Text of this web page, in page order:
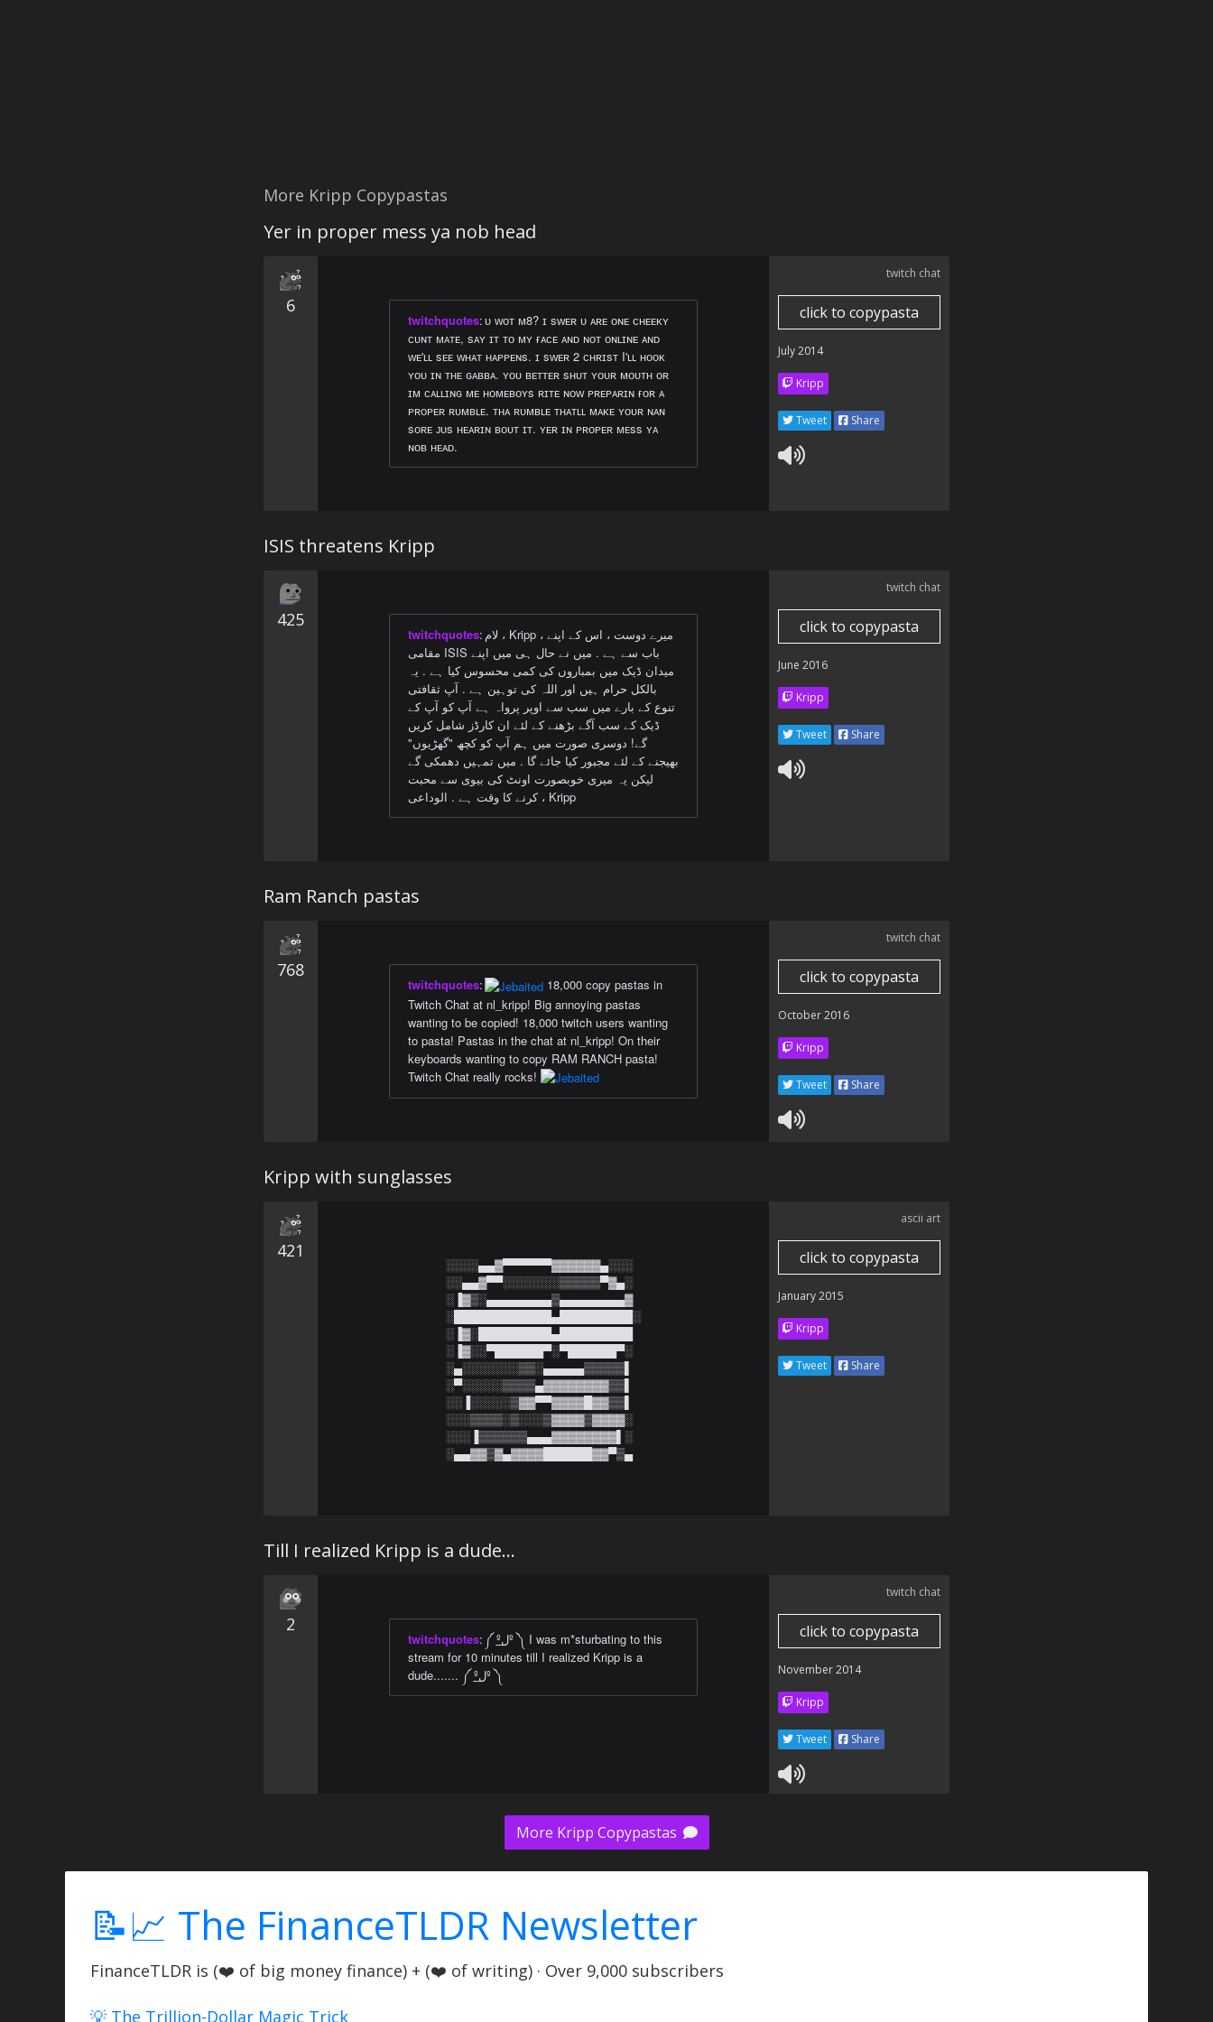
More Kripp Copypastas
Yer in proper mess ya nob head
6
twitchquotes:ᴜ ᴡᴏᴛ ᴍ8? ɪ sᴡᴇʀ ᴜ ᴀʀᴇ ᴏɴᴇ ᴄʜᴇᴇᴋʏ
ᴄᴜɴᴛ ᴍᴀᴛᴇ, sᴀʏ ɪᴛ ᴛᴏ ᴍʏ ғᴀᴄᴇ ᴀɴᴅ ɴᴏᴛ ᴏɴʟɪɴᴇ ᴀɴᴅ
ᴡᴇ'ʟʟ sᴇᴇ ᴡʜᴀᴛ ʜᴀᴘᴘᴇɴs. ɪ sᴡᴇʀ 2 ᴄʜʀɪsᴛ I'ʟʟ ʜᴏᴏᴋ
ʏᴏᴜ ɪɴ ᴛʜᴇ ɢᴀʙʙᴀ. ʏᴏᴜ ʙᴇᴛᴛᴇʀ sʜᴜᴛ ʏᴏᴜʀ ᴍᴏᴜᴛʜ ᴏʀ
ɪᴍ ᴄᴀʟʟɪɴɢ ᴍᴇ ʜᴏᴍᴇʙᴏʏs ʀɪᴛᴇ ɴᴏᴡ ᴘʀᴇᴘᴀʀɪɴ ғᴏʀ ᴀ
ᴘʀᴏᴘᴇʀ ʀᴜᴍʙʟᴇ. ᴛʜᴀ ʀᴜᴍʙʟᴇ ᴛʜᴀᴛʟʟ ᴍᴀᴋᴇ ʏᴏᴜʀ ɴᴀɴ
sᴏʀᴇ ᴊᴜs ʜᴇᴀʀɪɴ ʙᴏᴜᴛ ɪᴛ. ʏᴇʀ ɪɴ ᴘʀᴏᴘᴇʀ ᴍᴇss ʏᴀ
ɴᴏʙ ʜᴇᴀᴅ.
twitch chat
click to copypasta
July 2014
Kripp
Tweet Share
ISIS threatens Kripp
425
twitchquotes: لام ، Kripp ، میرے دوست ، اس کے اپنے
مقامی ISIS باب سے ہے . میں نے حال ہی میں اپنے
میدان ڈیک میں بمباروں کی کمی محسوس کیا ہے . یہ
بالکل حرام ہیں اور اللہ کی توہین ہے . آپ ثقافتی
تنوع کے بارے میں سب سے اوپر پرواہ ہے آپ کو آپ کے
ڈیک کے سب آگے بڑھنے کے لئے ان کارڈز شامل کریں
گے! دوسری صورت میں ہم آپ کو کچھ "گھڑیوں"
بھیجنے کے لئے مجبور کیا جائے گا . میں تمہیں دھمکی گے
لیکن یہ میری خوبصورت اونٹ کی بیوی سے محبت
کرنے کا وقت ہے . الوداعی ، Kripp
twitch chat
click to copypasta
June 2016
Kripp
Tweet Share
Ram Ranch pastas
768
twitchquotes:
18,000 copy pastas in
Twitch Chat at nl_kripp! Big annoying pastas
wanting to be copied! 18,000 twitch users wanting
to pasta! Pastas in the chat at nl_kripp! On their
keyboards wanting to copy RAM RANCH pasta!
Twitch Chat really rocks!
twitch chat
click to copypasta
October 2016
Kripp
Tweet Share
Kripp with sunglasses
421
░░░░▄▄▓▀▀▀▀▀▀▓▓▓▓▓▓▄░░░
░░▄▄▓▀▀░░░░░░░▒▒▒▒▒▀▓▄░
░▐▓▒░▄▄▄▄▄▄▄▄▒▄▄▄▄▄▄▄▄▓
░████████████▄█████████░
░▐▓░█████████▄█████████
░▐▓░░▀██████▀░▀██████▀░
░▄░░░░░░░▒▒░▄▄▄▄▄▒▒▒▒▒▌
░▀░░░░░▒▒▒▒▄▓▓▓▓▓▓▓▓▒▒▌
░░▐░░░░░▒▓▓▀▀▓▓▓▓█▓▓▒▒▌
░░░▒▒▒▒░▒░░░▒▓▓▓▓▒▓▓▓▓░
░░░▐▒▒▒▒▒▒▄▄▄▓▓▓▓▓▓▓▓▌░
░▄▄▓▓▒▓▄▓▓▓▓██████▓▓▀▒▄
ascii art
click to copypasta
January 2015
Kripp
Tweet Share
Till I realized Kripp is a dude...
2
twitchquotes: ༼ ºل͟º ༽ I was m*sturbating to this
stream for 10 minutes till I realized Kripp is a
dude....... ༼ ºل͟º ༽
twitch chat
click to copypasta
November 2014
Kripp
Tweet Share
More Kripp Copypastas
📝📈 The FinanceTLDR Newsletter
FinanceTLDR is (❤️ of big money finance) + (❤️ of writing) · Over 9,000 subscribers
💡 The Trillion-Dollar Magic Trick